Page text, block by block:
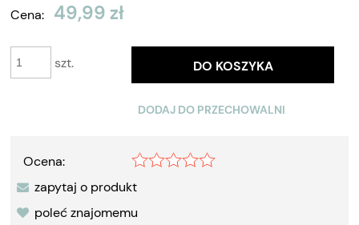
Cena:
49,99 zł
szt. DO KOSZYKA
DODAJ DO PRZECHOWALNI
Ocena:
zapytaj o produkt
poleć znajomemu